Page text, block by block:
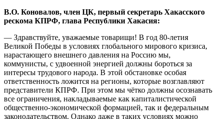
В.О. Коновалов, член ЦК, первый секретарь Хакасского
рескома КПРФ, глава Республики Хакасия:
— Здравствуйте, уважаемые товарищи! В год 80-летия
Великой Победы в условиях глобального мирового кризиса,
нарастающего внешнего давления на Россию мы,
коммунисты, с удвоенной энергией должны бороться за
интересы трудового народа. В этой обстановке особая
ответственность ложится на регионы, которые возглавляют
представители КПРФ. При этом мы чётко должны осознавать
все ограничения, накладываемые как капиталистической
общественно-экономической формацией, так и федеральным
законодательством. Однако даже в таких условиях можно